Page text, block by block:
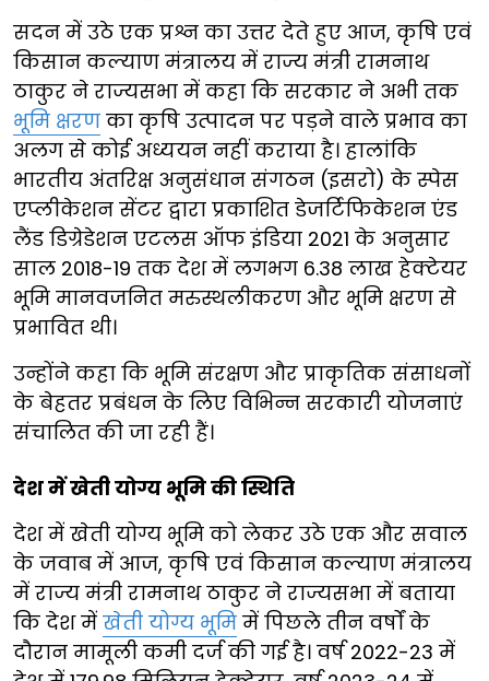
सदन में उठे एक प्रश्न का उत्तर देते हुए आज, कृषि एवं
किसान कल्याण मंत्रालय में राज्य मंत्री रामनाथ
ठाकुर ने राज्यसभा में कहा कि सरकार ने अभी तक
भूमि क्षरण का कृषि उत्पादन पर पड़ने वाले प्रभाव का
अलग से कोई अध्ययन नहीं कराया है। हालांकि
भारतीय अंतरिक्ष अनुसंधान संगठन (इसरो) के स्पेस
एप्लीकेशन सेंटर द्वारा प्रकाशित डेजर्टिफिकेशन एंड
लैंड डिग्रेडेशन एटलस ऑफ इंडिया 2021 के अनुसार
साल 2018-19 तक देश में लगभग 6.38 लाख हेक्टेयर
भूमि मानवजनित मरुस्थलीकरण और भूमि क्षरण से
प्रभावित थी।
उन्होंने कहा कि भूमि संरक्षण और प्राकृतिक संसाधनों
के बेहतर प्रबंधन के लिए विभिन्न सरकारी योजनाएं
संचालित की जा रही हैं।
देश में खेती योग्य भूमि की स्थिति
देश में खेती योग्य भूमि को लेकर उठे एक और सवाल
के जवाब में आज, कृषि एवं किसान कल्याण मंत्रालय
में राज्य मंत्री रामनाथ ठाकुर ने राज्यसभा में बताया
कि देश में खेती योग्य भूमि में पिछले तीन वर्षों के
दौरान मामूली कमी दर्ज की गई है। वर्ष 2022-23 में